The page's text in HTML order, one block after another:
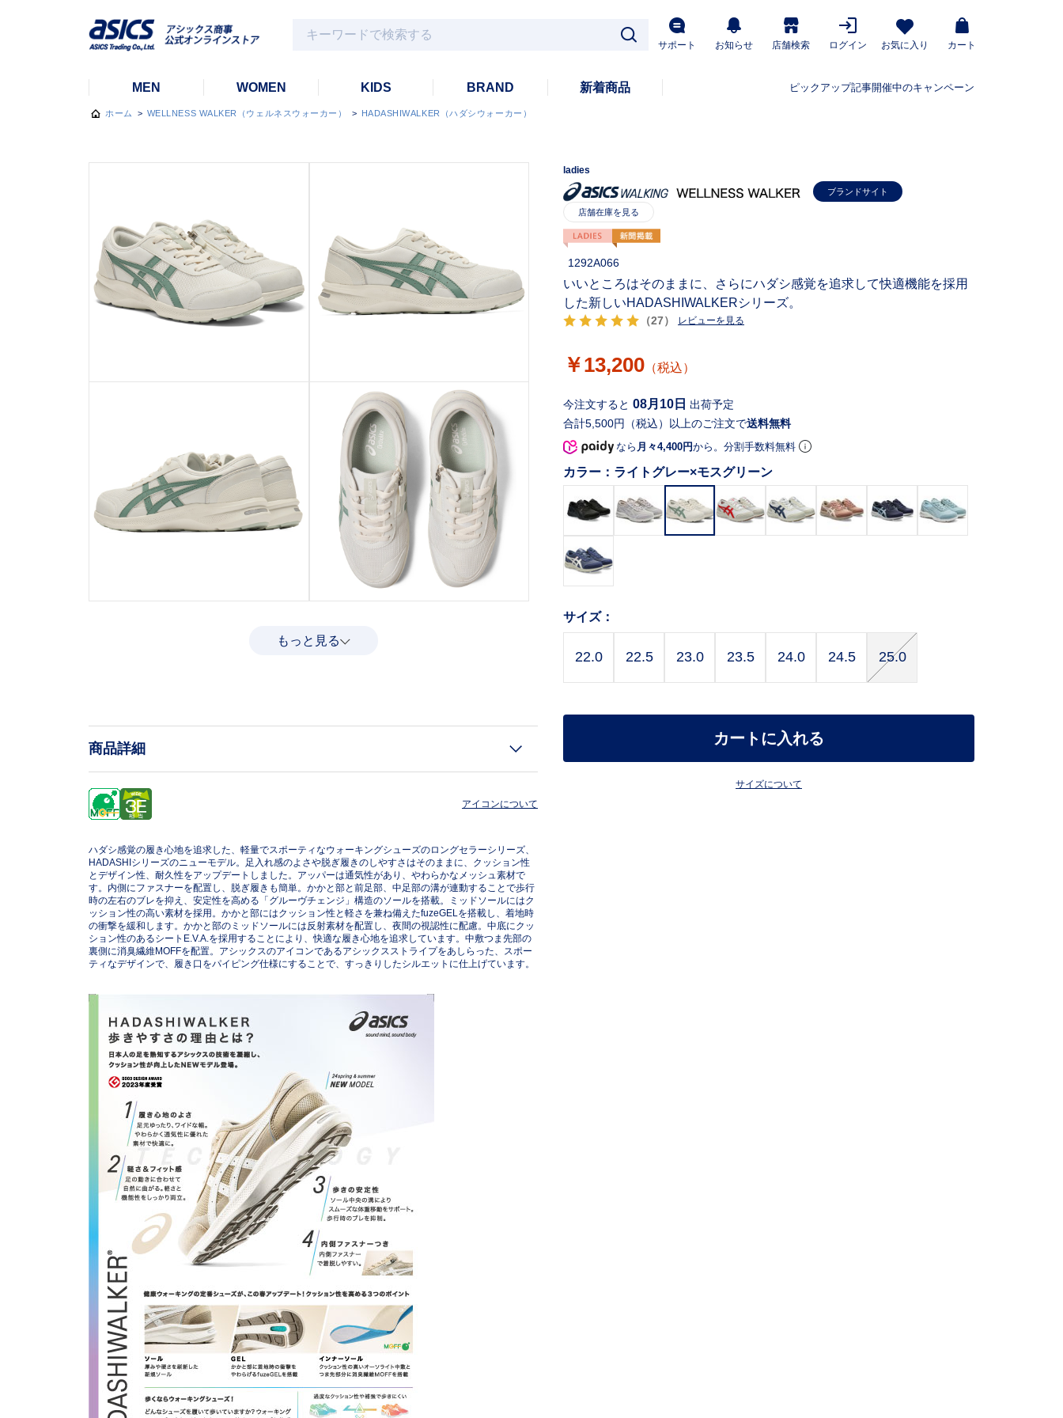
サポート お知らせ 店舗検索 ログイン お気に入り カート
MEN WOMEN KIDS BRAND 新着商品 ピックアップ記事開催中のキャンペーン
ホーム > WELLNESS WALKER（ウェルネスウォーカー） > HADASHIWALKER（ハダシウォーカー）
もっと見る
商品詳細
アイコンについて
ハダシ感覚の履き心地を追求した、軽量でスポーティなウォーキングシューズのロングセラーシリーズ、
HADASHIシリーズのニューモデル。足入れ感のよさや脱ぎ履きのしやすさはそのままに、クッション性
とデザイン性、耐久性をアップデートしました。アッパーは通気性があり、やわらかなメッシュ素材で
す。内側にファスナーを配置し、脱ぎ履きも簡単。かかと部と前足部、中足部の溝が連動することで歩行
時の左右のブレを抑え、安定性を高める「グルーヴチェンジ」構造のソールを搭載。ミッドソールにはク
ッション性の高い素材を採用。かかと部にはクッション性と軽さを兼ね備えたfuzeGELを搭載し、着地時
の衝撃を緩和します。かかと部のミッドソールには反射素材を配置し、夜間の視認性に配慮。中底にクッ
ション性のあるシートE.V.A.を採用することにより、快適な履き心地を追求しています。中敷つま先部の
裏側に消臭繊維MOFFを配置。アシックスのアイコンであるアシックスストライプをあしらった、スポー
ティなデザインで、履き口をパイピング仕様にすることで、すっきりしたシルエットに仕上げています。
ladies
ブランドサイト
1292A066
（27） レビューを見る
いいところはそのままに、さらにハダシ感覚を追求して快適機能を採用
した新しいHADASHIWALKERシリーズ。
￥13,200 （税込）
合計5,500円（税込）以上のご注文で送料無料
今注文すると 08月10日 出荷予定
なら 月々4,400円から。分割手数料無料
カラー： ライトグレー×モスグリーン
サイズ：
22.0 22.5 23.0 23.5 24.0 24.5 25.0
カートに入れる
サイズについて